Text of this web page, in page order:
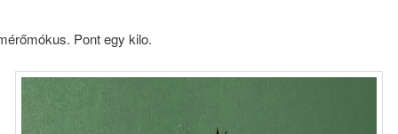
Pont egy kilo.